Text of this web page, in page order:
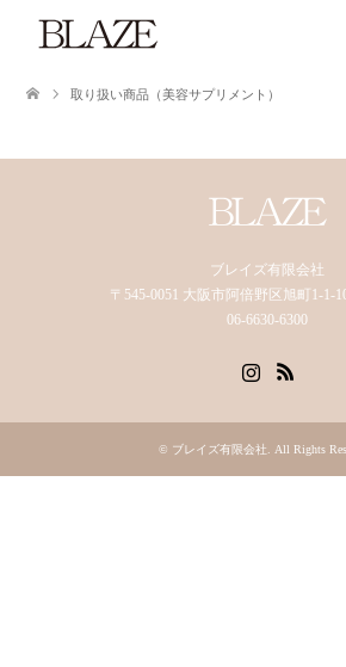
取り扱い商品（美容サプリメント）
ブレイズ有限会社
〒545-0051 大阪市阿倍野区旭町1-1-
06-6630-6300
© ブレイズ有限会社. All Rights